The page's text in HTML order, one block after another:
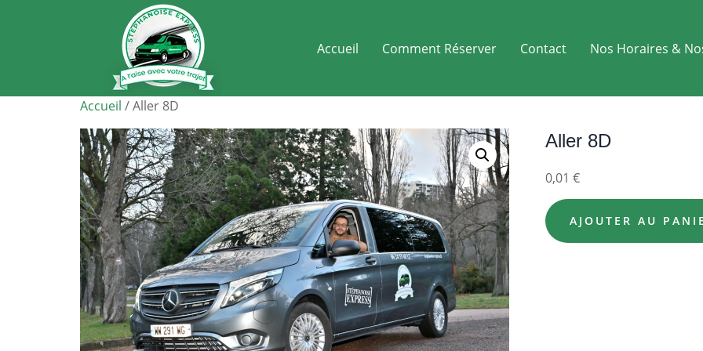
Accueil Comment Réserver Contact Nos Horaires &
Accueil / Aller 8D
Aller 8D
0,01 €
AJOUTER AU